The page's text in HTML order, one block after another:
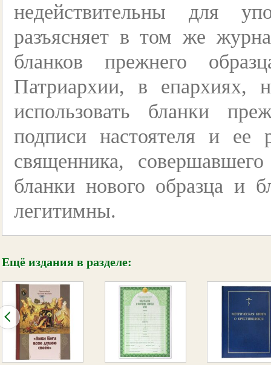
недействительны для
разъясняет в том же
бланков прежнего
Патриархии, в епархиях,
использовать бланки
подписи настоятеля и
священника,
бланки нового образца и
легитимны.
Ещё издания в разделе: